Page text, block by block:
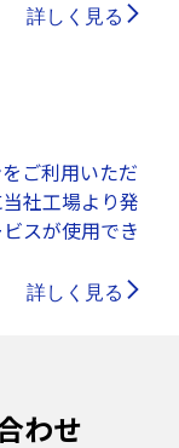
詳しく見る
ご利用いただ
社工場より発
スが使用でき
詳しく見る
わせ